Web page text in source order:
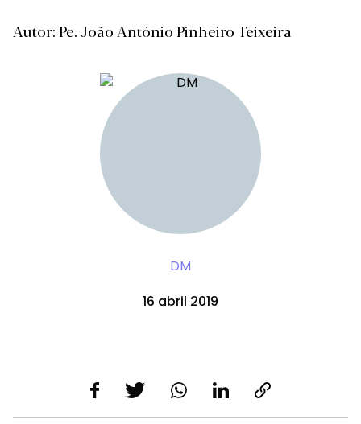
Autor: Pe. João António Pinheiro Teixeira
DM
16 abril 2019